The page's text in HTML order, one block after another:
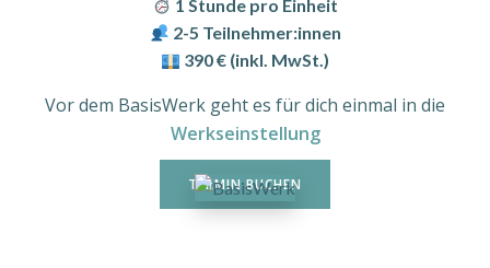
1 Stunde pro Einheit
2-5 Teilnehmer:innen
390 € (inkl. MwSt.)
Vor dem BasisWerk geht es für dich einmal in die
Werkseinstellung
TERMIN BUCHEN